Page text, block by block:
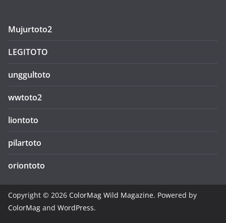
Mujurtoto2
LEGITOTO
unggultoto
wwtoto2
liontoto
pilartoto
oriontoto
Copyright © 2026 ColorMag Wild Magazine. Powered by
ColorMag and WordPress.